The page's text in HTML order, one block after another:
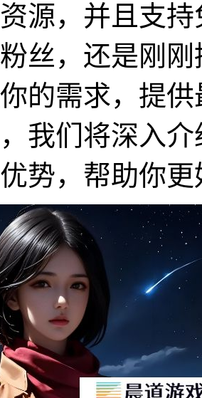
源，并且支
丝，还是刚
的需求，提
我们将深入
势，帮助你